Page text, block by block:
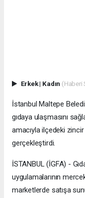
Erkek| Kadın (Haberi
İstanbul Maltepe
gıdaya ulaşmasını
amacıyla ilçedeki
gerçekleştirdi.
İSTANBUL (İGFA) -
uygulamalarının
marketlerde satışa